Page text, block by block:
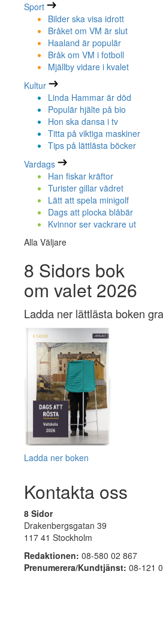
Sport
Bilder ska visa idrott
Bråket om VM är slut
Haaland är populär
Bråk om VM i fotboll
Mjällby vidare i kvalet
Kultur
Linda Hammar är död
Populär hjälte på bio
Hon ska dansa i tv
Titta på viktiga maskiner
Tips på lättlästa böcker
Vardags
Han fiskar kräftor
Turister gillar vädret
Lätt att spela minigolf
Dags att plocka blåbär
Kvinnor ser vackrare ut
Alla Väljare
8 Sidors bok
om valet 2026
Ladda ner lättlästa boken
Ladda ner boken
Kontakta oss
8 Sidor
Drakenbergsgatan 39
117 41 Stockholm
Redaktionen: 08-580 02 867
Prenumerera/Kundtjänst: 08-121